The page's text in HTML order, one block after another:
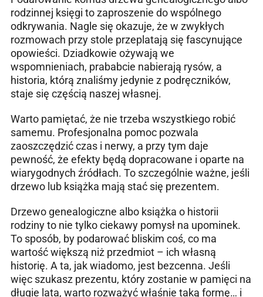
rodzinnej księgi to zaproszenie do wspólnego
odkrywania. Nagle się okazuje, że w zwykłych
rozmowach przy stole przeplatają się fascynujące
opowieści. Dziadkowie ożywają we
wspomnieniach, prababcie nabierają rysów, a
historia, którą znaliśmy jedynie z podręczników,
staje się częścią naszej własnej.
Warto pamiętać, że nie trzeba wszystkiego robić
samemu. Profesjonalna pomoc pozwala
zaoszczędzić czas i nerwy, a przy tym daje
pewność, że efekty będą dopracowane i oparte na
wiarygodnych źródłach. To szczególnie ważne, jeśli
drzewo lub książka mają stać się prezentem.
Drzewo genealogiczne albo książka o historii
rodziny to nie tylko ciekawy pomysł na upominek.
To sposób, by podarować bliskim coś, co ma
wartość większą niż przedmiot – ich własną
historię. A ta, jak wiadomo, jest bezcenna. Jeśli
więc szukasz prezentu, który zostanie w pamięci na
długie lata, warto rozważyć właśnie taką formę… i